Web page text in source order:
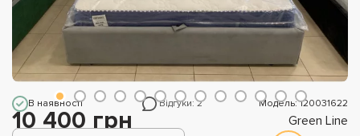
В наявності Відгуки: 2 Модель: 120031622
10 400 грн Green Line